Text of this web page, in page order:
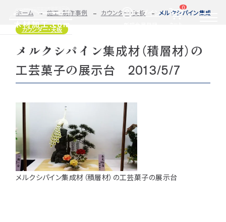
ログイン
0
自動お見積もり・ご注文はこちらから
カット・塗装のみ
カット・加工・塗装
フルオーダー集成材(積層材)
2D/3D
図面をお持ちの方へ 今すぐお見積もり依頼
関連商品 サンプルのご購入
Tel. 0584-33-2070
ホーム 施工・制作事例 カウンター・天板 メルクシパイン集成材
カウンター・天板
メルクシパイン集成材（積層材）の
工芸菓子の展示台 2013/5/7
メルクシパイン集成材（積層材）の工芸菓子の展示台